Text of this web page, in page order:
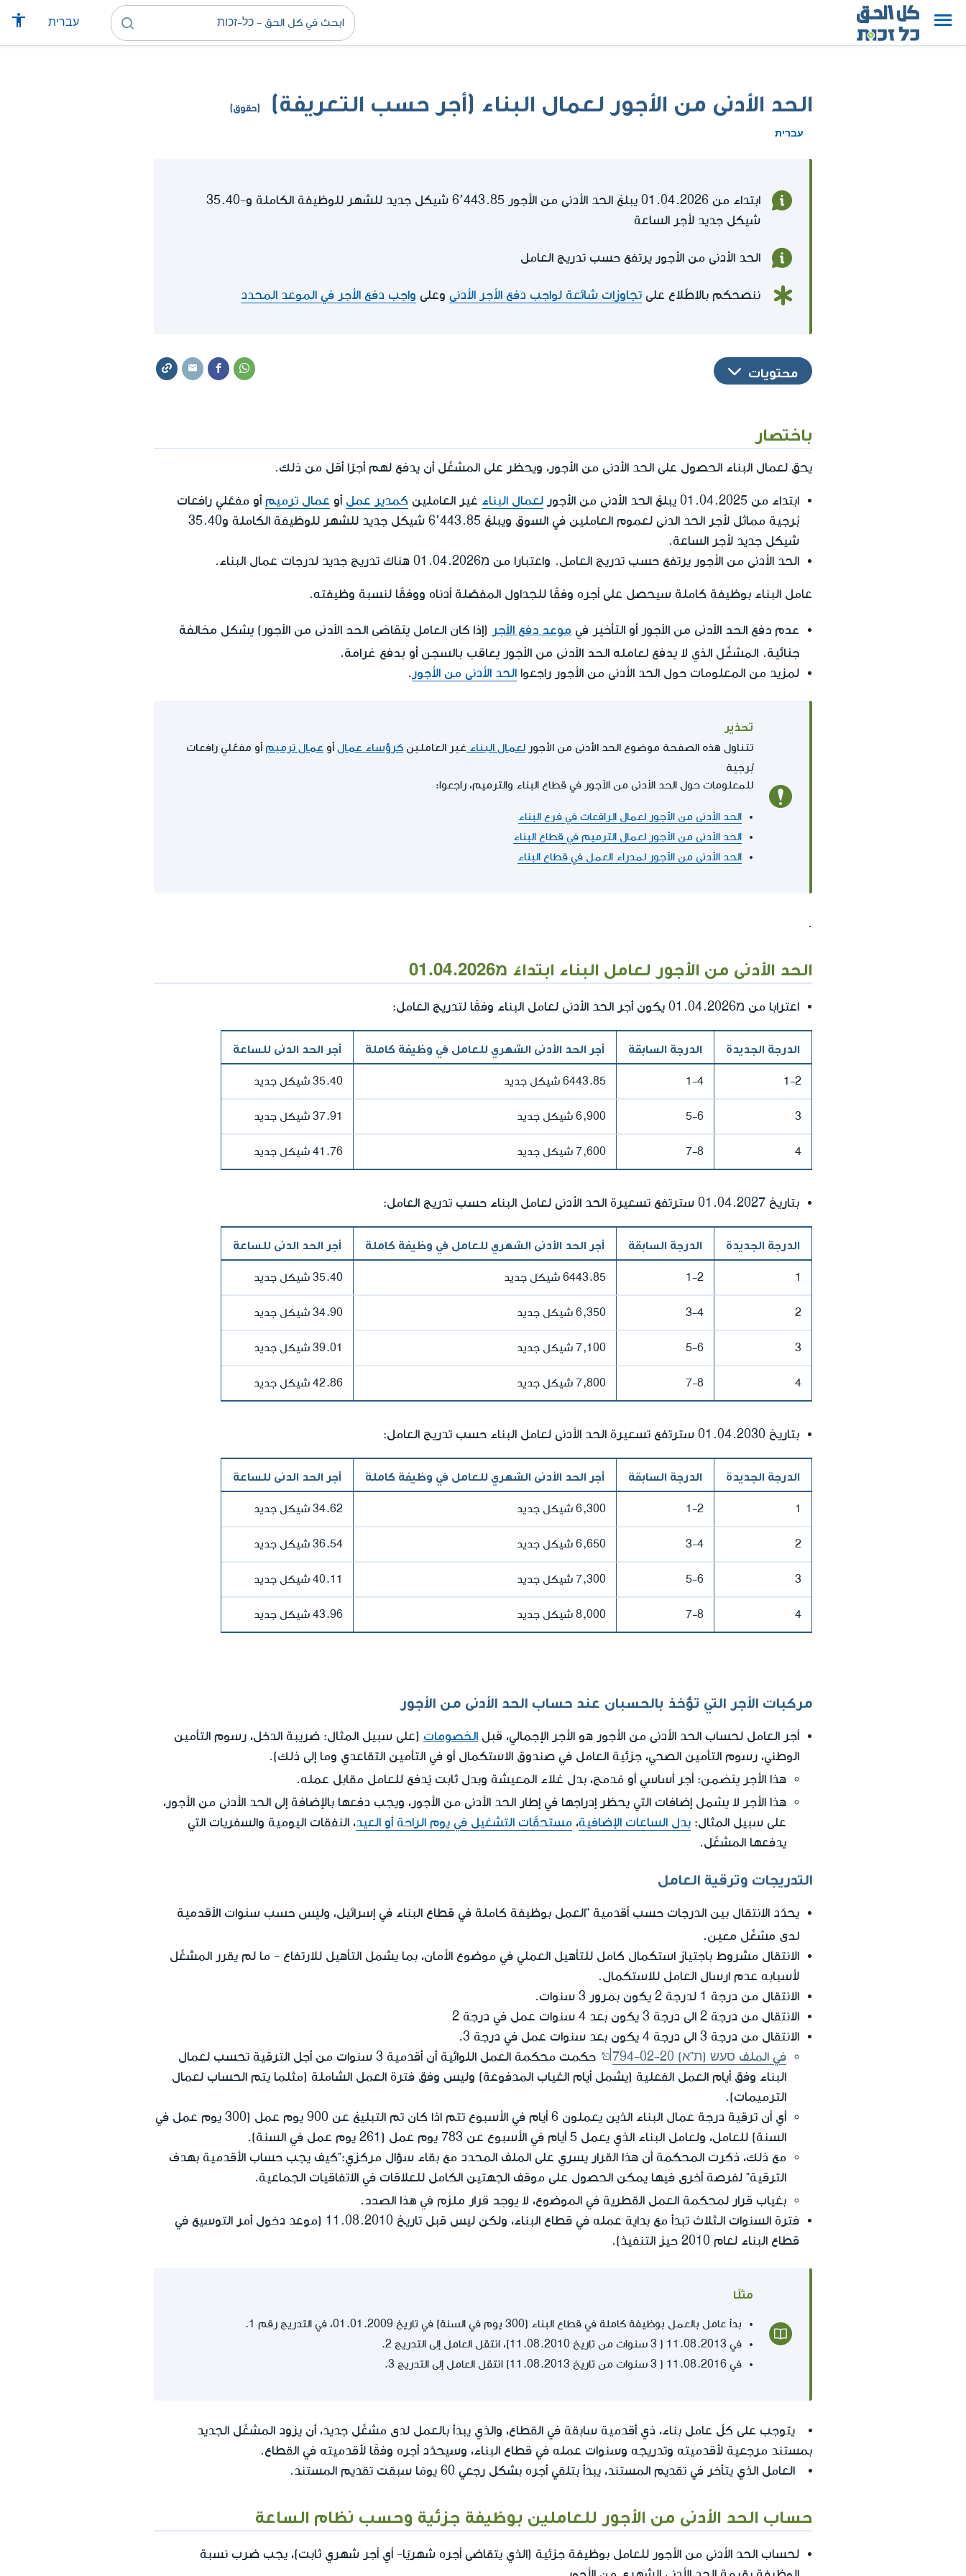
עברית
الحد الأدنى من الأجور لعمال البناء (أجر حسب التعريفة) (حقوق)
עברית
ابتداء من 01.04.2026 يبلغ الحد الأدنى من الأجور 6٬443.85 شيكل جديد للشهر للوظيفة الكاملة و-35.40
شيكل جديد لأجر الساعة
الحد الأدنى من الأجور يرتفع حسب تدريج العامل
ننصحكم بالاطّلاع على تجاوزات شائعة لواجب دفع الأجر الأدنى وعلى واجب دفع الأجر في الموعد المحدد
محتويات
باختصار
يحق لعمال البناء الحصول على الحد الأدنى من الأجور، ويحظر على المشغّل أن يدفع لهم أجرًا أقل من ذلك.
ابتداء من 01.04.2025 يبلغ الحد الأدنى من الأجور لعمال البناء غير العاملين كمدير عمل أو عمال ترميم أو مفعّلي رافعات
بُرجية مماثل لأجر الحد الدنى لعموم العاملين في السوق ويبلغ 6٬443.85 شيكل جديد للشهر للوظيفة الكاملة و35.40
شيكل جديد لأجر الساعة.
الحد الأدنى من الأجور يرتفع حسب تدريج العامل. واعتبارا من מ01.04.2026 هناك تدريج جديد لدرجات عمال البناء.
عامل البناء بوظيفة كاملة سيحصل على أجره وفقًا للجداول المفصّلة أدناه ووفقًا لنسبة وظيفته.
عدم دفع الحد الأدنى من الأجور أو التأخير في موعد دفع الأجر
(إذا كان العامل يتقاضى الحد الأدنى من الأجور) يشكل مخالفة
جنائية. المشغّل الذي لا يدفع لعامله الحد الأدنى من الأجور يعاقب بالسجن أو بدفع غرامة.
لمزيد من المعلومات حول الحد الأدنى من الأجور راجعوا الحد الأدنى من الأجور .
تحذير
تتناول هذه الصفحة موضوع الحد الأدنى من الأجور لعمال البناء غير العاملين كرؤساء عمال أو عمال ترميم أو مفعّلي رافعات
بُرجية
للمعلومات حول الحد الأدنى من الأجور في قطاع البناء والترميم، راجعوا:
الحد الأدنى من الأجور لعمال الرافعات في فرع البناء
الحد الأدنى من الأجور لعمال الترميم في قطاع البناء
الحد الأدنى من الأجور لمدراء العمل في قطاع البناء
.
الحد الأدنى من الأجور لعامل البناء ابتداءً מ01.04.2026
اعترابا من מ01.04.2026 يكون أجر الحد الأدنى لعامل البناء وفقًا لتدريج العامل:
الدرجة الجديدة الدرجة السابقة أجر الحد الأدنى الشهري للعامل في وظيفة كاملة أجر الحد الدنى للساعة
1-2
1-4 6443.85 شيكل جديد 35.40 شيكل جديد
3
5-6 6,900 شيكل جديد 37.91 شيكل جديد
4
7-8 7,600 شيكل جديد 41.76 شيكل جديد
بتاريخ 01.04.2027 سترتفع تسعيرة الحد الأدنى لعامل البناء حسب تدريج العامل:
الدرجة الجديدة الدرجة السابقة أجر الحد الأدنى الشهري للعامل في وظيفة كاملة أجر الحد الدنى للساعة
1
1-2 6443.85 شيكل جديد 35.40 شيكل جديد
2
3-4 6,350 شيكل جديد 34.90 شيكل جديد
3
5-6 7,100 شيكل جديد 39.01 شيكل جديد
4
7-8 7,800 شيكل جديد 42.86 شيكل جديد
بتاريخ 01.04.2030 سترتفع تسعيرة الحد الأدنى لعامل البناء حسب تدريج العامل:
الدرجة الجديدة الدرجة السابقة أجر الحد الأدنى الشهري للعامل في وظيفة كاملة أجر الحد الدنى للساعة
1
1-2 6,300 شيكل جديد 34.62 شيكل جديد
2
3-4 6,650 شيكل جديد 36.54 شيكل جديد
3
5-6 7,300 شيكل جديد 40.11 شيكل جديد
4
7-8 8,000 شيكل جديد 43.96 شيكل جديد
مركبات الأجر التي تؤخذ بالحسبان عند حساب الحد الأدنى من الأجور
أجر العامل لحساب الحد الأدنى من الأجور هو الأجر الإجمالي، قبل الخصومات (على سبيل المثال: ضريبة الدخل، رسوم التأمين
الوطني، رسوم التأمين الصحي، جزئية العامل في صندوق الاستكمال أو في التأمين التقاعدي وما إلى ذلك).
هذا الأجر يتضمن : أجر أساسي أو مُدمج، بدل غلاء المعيشة وبدل ثابت يُدفع للعامل مقابل عمله.
هذا الأجر لا يشمل
إضافات التي يحظر إدراجها في إطار الحد الأدنى من الأجور، ويجب دفعها بالإضافة إلى الحد الأدنى من الأجور،
على سبيل المثال: بدل الساعات الإضافية، مستحقّات التشغيل في يوم الراحة أو العيد، النفقات اليومية والسفريات التي
يدفعها المشغّل.
التدريجات وترقية العامل
يحدّد الانتقال بين الدرجات حسب أقدمية "العمل بوظيفة كاملة في قطاع البناء في إسرائيل، وليس حسب سنوات الأقدمية
لدى مشغّل معين.
الانتقال مشروط باجتياز استكمال كامل للتأهيل العملي في موضوع الأمان، بما يشمل التأهيل للارتفاع - ما لم يقرر المشغّل
لأسبابه عدم ارسال العامل للاستكمال.
الانتقال من درجة 1 لدرجة 2 يكون بمرور 3 سنوات.
الانتقال من درجة 2 الى درجة 3 يكون بعد 4 سنوات عمل في درجة 2
الانتقال من درجة 3 الى درجة 4 يكون بعد سنوات عمل في درجة 3.
في الملف סעש (ת"א) 794-02-20
حكمت محكمة العمل اللوائية أن أقدمية 3 سنوات من أجل الترقية تحسب لعمال
البناء وفق أيام العمل الفعلية (يشمل أيام الغياب المدفوعة) وليس وفق فترة العمل الشاملة (مثلما يتم الحساب لعمال
الترميمات).
أي أن ترقية درجة عمال البناء الذين يعملون 6 أيام في الأسبوع تتم اذا كان تم التبليغ عن 900 يوم عمل (300 يوم عمل في
السنة) للعامل، ولعامل البناء الذي يعمل 5 أيام في الأسبوع عن 783 يوم عمل (261 يوم عمل في السنة).
مع ذلك، ذكرت المحكمة أن هذا القرار يسري على الملف المحدد مع بقاء سؤال مركزي:"كيف يجب حساب الأقدمية بهدف
الترقية" لفرصة أخرى فيها يمكن الحصول على موقف الجهتين الكامل للعلاقات في الاتفاقيات الجماعية.
بغياب قرار لمحكمة العمل القطرية في الموضوع، لا يوجد قرار ملزم في هذا الصدد.
فترة السنوات الـثلاث تبدأ مع بداية عمله في قطاع البناء، ولكن ليس قبل تاريخ 11.08.2010 (موعد دخول أمر التوسيع في
قطاع البناء لعام 2010 حيز التنفيذ).
مثلًا
بدأ عامل بالعمل بوظيفة كاملة في قطاع البناء (300 يوم في السنة) في تاريخ 01.01.2009، في التدريج رقم 1.
في 11.08.2013 ( 3 سنوات من تاريخ 11.08.2010)، انتقل العامل إلى التدريج 2.
في 11.08.2016 ( 3 سنوات من تاريخ 11.08.2013) انتقل العامل إلى التدريج 3.
يتوجب على كلّ عامل بناء، ذي أقدمية سابقة في القطاع، والذي يبدأ بالعمل لدى مشغّل جديد، أن يزود المشغّل الجديد
بمستند مرجعية لأقدميته وتدريجه وسنوات عمله في قطاع البناء، وسيحدّد أجره وفقًا لأقدميته في القطاع.
العامل الذي يتأخر في تقديم المستند، يبدأ بتلقي أجره بشكل رجعي 60 يومًا سبقت تقديم المستند.
حساب الحد الأدنى من الأجور للعاملين بوظيفة جزئية وحسب نظام الساعة
لحساب الحد الأدنى من الأجور للعامل بوظيفة جزئية (الذي يتقاضى أجره شهريًا- أي أجر شهري ثابت)، يجب ضرب نسبة